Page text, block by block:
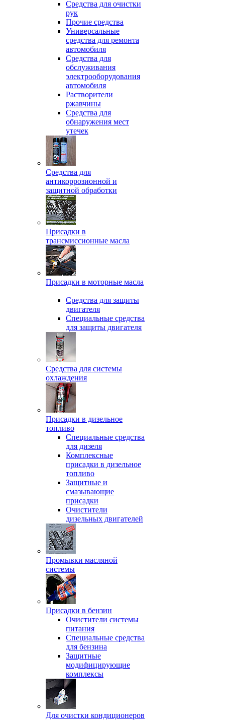
Средства для очистки
рук
Прочие средства
Универсальные
средства для ремонта
автомобиля
Средства для
обслуживания
электрооборудования
автомобиля
Растворители
ржавчины
Средства для
обнаружения мест
утечек
Средства для
антикоррозионной и
защитной обработки
Присадки в
трансмиссионные масла
Присадки в моторные масла
Средства для защиты
двигателя
Специальныe средства
для защиты двигателя
Средства для системы
охлаждения
Присадки в дизельное
топливо
Спeциальные средства
для дизеля
Комплексные
присадки в дизельное
топливо
Защитные и
смазывающие
присадки
Очистители
дизельных двигателей
Промывки масляной
системы
Присадки в бензин
Очистители системы
питания
Специальные срeдства
для бензина
Защитные
модифицирующие
комплексы
Для очистки кондиционеров